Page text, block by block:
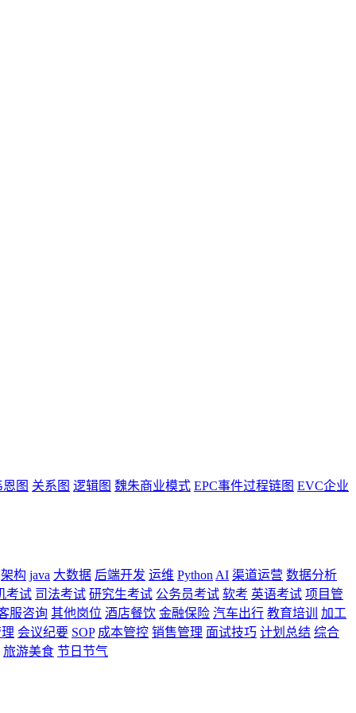
恩图 关系图 逻辑图 魏朱商业模式 EPC事件过程链图 EVC企业
架构 java 大数据 后端开发 运维 Python AI 渠道运营 数据分析
考试 司法考试 研究生考试 公务员考试 软考 英语考试 项目管
服咨询 其他岗位 酒店餐饮 金融保险 汽车出行 教育培训
加工
会议纪要 SOP 成本管控 销售管理 面试技巧 计划总结 综合
旅游美食 节日节气